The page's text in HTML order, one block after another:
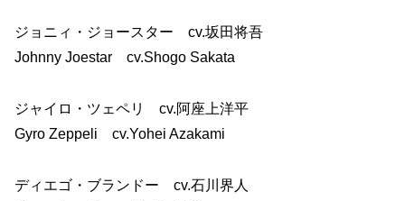
ジョニィ・ジョースター cv.坂田将吾
Johnny Joestar cv.Shogo Sakata
ジャイロ・ツェペリ cv.阿座上洋平
Gyro Zeppeli cv.Yohei Azakami
ディエゴ・ブランドー cv.石川界人